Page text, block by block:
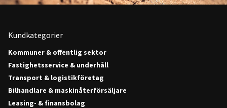
Kundkategorier
Kommuner & offentlig sektor
Fastighetsservice & underhåll
Transport & logistikföretag
Bilhandlare & maskinåterförsäljare
Leasing- & finansbolag